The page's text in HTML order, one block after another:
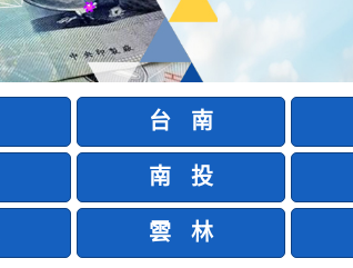
台 南
南 投
雲 林